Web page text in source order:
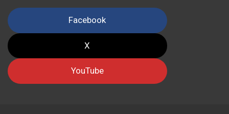
Facebook
X
YouTube